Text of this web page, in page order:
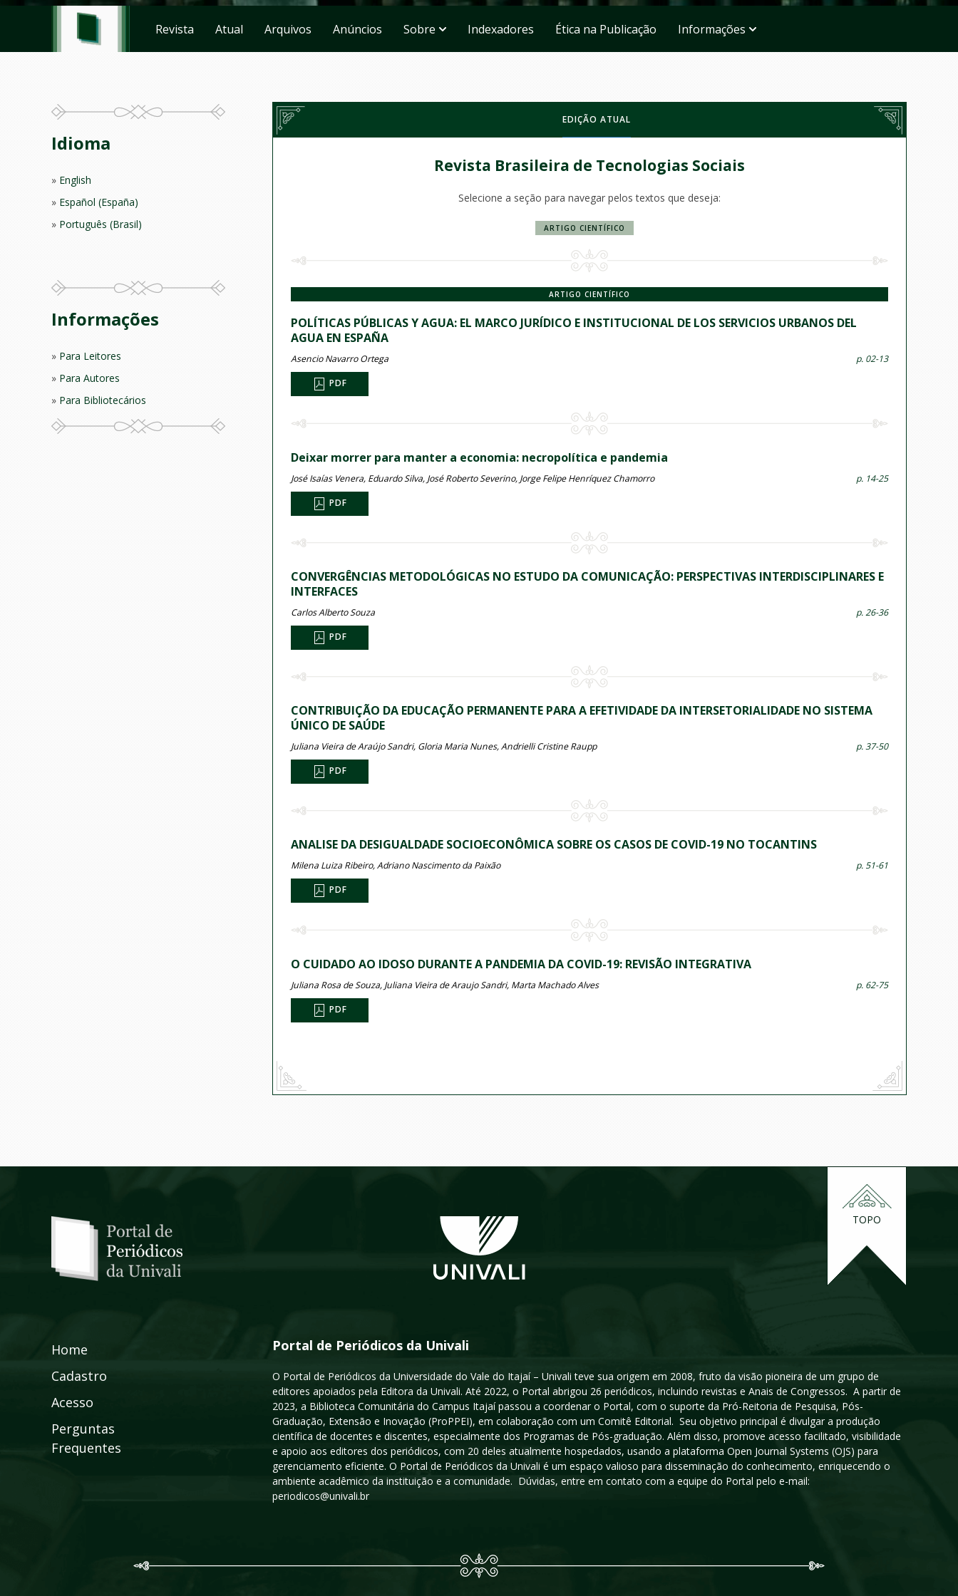
Revista Atual Arquivos Anúncios Sobre Indexadores Ética na Publicação Informações
EDIÇÃO ATUAL
Revista Brasileira de Tecnologias Sociais
Selecione a seção para navegar pelos textos que deseja:
ARTIGO CIENTÍFICO
ARTIGO CIENTÍFICO
POLÍTICAS PÚBLICAS Y AGUA: EL MARCO JURÍDICO E INSTITUCIONAL DE LOS SERVICIOS URBANOS DEL
AGUA EN ESPAÑA
Asencio Navarro Ortega p. 02-13
PDF
Deixar morrer para manter a economia: necropolítica e pandemia
José Isaías Venera, Eduardo Silva, José Roberto Severino, Jorge Felipe Henríquez Chamorro p. 14-25
PDF
CONVERGÊNCIAS METODOLÓGICAS NO ESTUDO DA COMUNICAÇÃO: PERSPECTIVAS INTERDISCIPLINARES E
INTERFACES
Carlos Alberto Souza p. 26-36
PDF
CONTRIBUIÇÃO DA EDUCAÇÃO PERMANENTE PARA A EFETIVIDADE DA INTERSETORIALIDADE NO SISTEMA
ÚNICO DE SAÚDE
Juliana Vieira de Araújo Sandri, Gloria Maria Nunes, Andrielli Cristine Raupp p. 37-50
PDF
ANALISE DA DESIGUALDADE SOCIOECONÔMICA SOBRE OS CASOS DE COVID-19 NO TOCANTINS
Milena Luiza Ribeiro, Adriano Nascimento da Paixão p. 51-61
PDF
O CUIDADO AO IDOSO DURANTE A PANDEMIA DA COVID-19: REVISÃO INTEGRATIVA
Juliana Rosa de Souza, Juliana Vieira de Araujo Sandri, Marta Machado Alves p. 62-75
PDF
Idioma
English
Español (España)
Português (Brasil)
Informações
Para Leitores
Para Autores
Para Bibliotecários
TOPO
Home
Cadastro
Acesso
Perguntas
Frequentes
Portal de Periódicos da Univali
O Portal de Periódicos da Universidade do Vale do Itajaí – Univali teve sua origem em 2008, fruto da visão pioneira de um grupo de
editores apoiados pela Editora da Univali. Até 2022, o Portal abrigou 26 periódicos, incluindo revistas e Anais de Congressos. A partir de
2023, a Biblioteca Comunitária do Campus Itajaí passou a coordenar o Portal, com o suporte da Pró-Reitoria de Pesquisa, Pós-
Graduação, Extensão e Inovação (ProPPEI), em colaboração com um Comitê Editorial. Seu objetivo principal é divulgar a produção
científica de docentes e discentes, especialmente dos Programas de Pós-graduação. Além disso, promove acesso facilitado, visibilidade
e apoio aos editores dos periódicos, com 20 deles atualmente hospedados, usando a plataforma Open Journal Systems (OJS) para
gerenciamento eficiente. O Portal de Periódicos da Univali é um espaço valioso para disseminação do conhecimento, enriquecendo o
ambiente acadêmico da instituição e a comunidade. Dúvidas, entre em contato com a equipe do Portal pelo e-mail:
periodicos@univali.br